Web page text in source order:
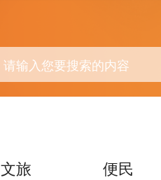
文旅 便民